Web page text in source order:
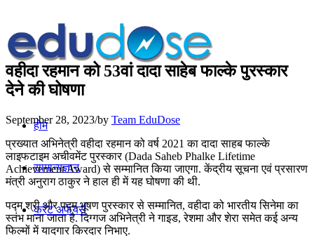
होम
सामान्यज्ञान
करेंट अफेयर्स
वहीदा रहमान को 53वां दादा साहेब फाल्के पुरस्कार
देने की घोषणा
September 28, 2023/by Team EduDose
प्रख्‍यात अभिनेत्री वहीदा रहमान को वर्ष 2021 का दादा साहब फाल्के
लाइफटाइम अचीवमेंट पुरस्कार (Dada Saheb Phalke Lifetime
Achievement Award) से सम्मानित किया जाएगा. केंद्रीय सूचना एवं प्रसारण
मंत्री अनुराग ठाकुर ने हाल ही में यह घोषणा की थी.
पद्म श्री और पद्म भूषण पुरस्कार से सम्मानित, वहीदा को भारतीय सिनेमा का
स्तंभ माना जाता है. दिग्‍गज अभिनेत्री ने गाइड, रेशमा और शेरा समेत कई अन्य
फिल्मों में यादगार किरदार निभाए.